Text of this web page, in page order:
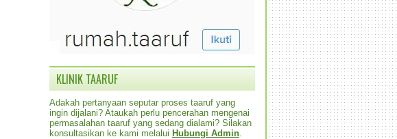
KLINIK TAARUF
Adakah pertanyaan seputar proses taaruf yang
ingin dijalani? Ataukah perlu pencerahan mengenai
permasalahan taaruf yang sedang dialami? Silakan
konsultasikan ke kami melalui Hubungi Admin